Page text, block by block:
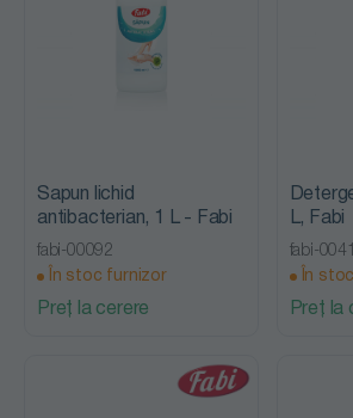
Sapun lichid
antibacterian, 1 L - Fabi
fabi-00092
În stoc furnizor
Preț la cerere
L, Fabi
fabi-
În
Preț la